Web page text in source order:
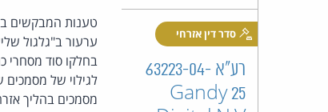
סדר דין אזרחי
רע"א 63223-04-
25 Gandy
טענות המבקשים
ערעור ב"גלגול
לגילוי של
מסמכים בהליך